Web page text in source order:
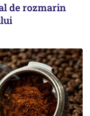
de rozmarin